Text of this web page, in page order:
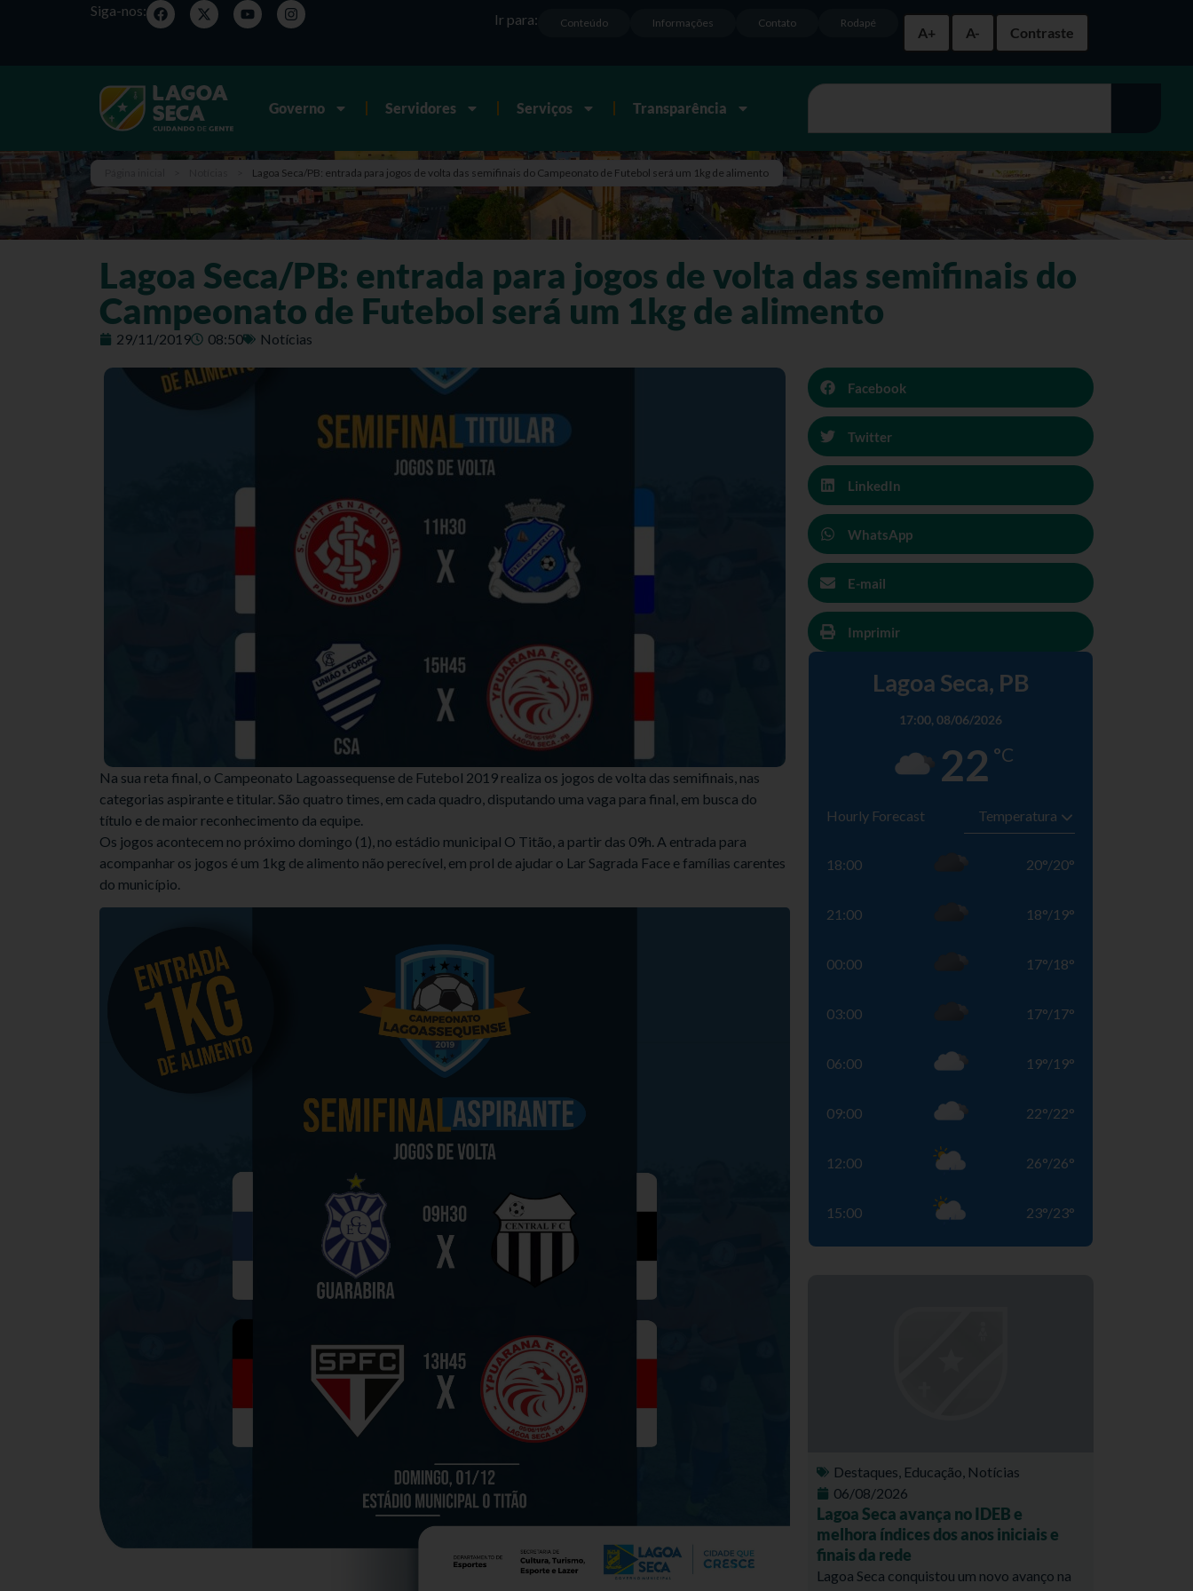
Siga-nos:
A+
A- Contraste
Rodapé
Contato
Informações
Conteúdo
Ir para:
Governo Servidores Serviços Transparência
Lagoa Seca/PB: entrada para jogos de volta das semifinais do Campeonato de Futebol será um 1kg de alimento
Lagoa Seca/PB: entrada para jogos de volta das semifinais do
Campeonato de Futebol será um 1kg de alimento
29/11/2019 08:50 Notícias
Na sua reta final, o Campeonato Lagoassequense de Futebol 2019 realiza os jogos de volta das semifinais, nas
categorias aspirante e titular. São quatro times, em cada quadro, disputando uma vaga para final, em busca do
título e de maior reconhecimento da equipe.
Os jogos acontecem no próximo domingo (1), no estádio municipal O Titão, a partir das 09h. A entrada para
acompanhar os jogos é um 1kg de alimento não perecível, em prol de ajudar o Lar Sagrada Face e famílias carentes
do município.
Facebook
Twitter
LinkedIn
WhatsApp
E-mail
Imprimir
Lagoa Seca, PB
17:00, 08/06/2026
22 °C
Hourly Forecast
18:00 20°/20°
21:00 18°/19°
00:00 17°/18°
03:00 17°/17°
06:00 19°/19°
09:00 22°/22°
12:00 26°/26°
15:00 23°/23°
Destaques, Educação, Notícias
06/08/2026
Lagoa Seca avança no IDEB e
melhora índices dos anos iniciais e
finais da rede
Lagoa Seca conquistou um novo avanço na